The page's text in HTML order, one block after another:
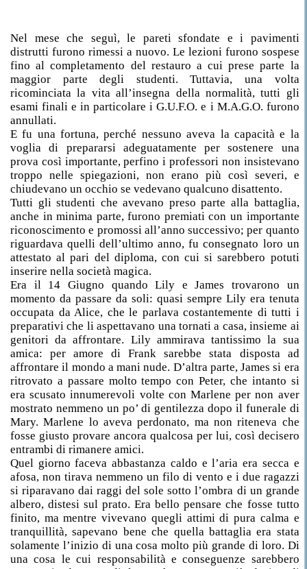
Nel mese che seguì, le pareti sfondate e i pavimenti
distrutti furono rimessi a nuovo. Le lezioni furono sospese
fino al completamento del restauro a cui prese parte la
maggior parte degli studenti. Tuttavia, una volta
ricominciata la vita all’insegna della normalità, tutti gli
esami finali e in particolare i G.U.F.O. e i M.A.G.O. furono
annullati.
E fu una fortuna, perché nessuno aveva la capacità e la
voglia di prepararsi adeguatamente per sostenere una
prova così importante, perfino i professori non insistevano
troppo nelle spiegazioni, non erano più così severi, e
chiudevano un occhio se vedevano qualcuno disattento.
Tutti gli studenti che avevano preso parte alla battaglia,
anche in minima parte, furono premiati con un importante
riconoscimento e promossi all’anno successivo; per quanto
riguardava quelli dell’ultimo anno, fu consegnato loro un
attestato al pari del diploma, con cui si sarebbero potuti
inserire nella società magica.
Era il 14 Giugno quando Lily e James trovarono un
momento da passare da soli: quasi sempre Lily era tenuta
occupata da Alice, che le parlava costantemente di tutti i
preparativi che li aspettavano una tornati a casa, insieme ai
genitori da affrontare. Lily ammirava tantissimo la sua
amica: per amore di Frank sarebbe stata disposta ad
affrontare il mondo a mani nude. D’altra parte, James si era
ritrovato a passare molto tempo con Peter, che intanto si
era scusato innumerevoli volte con Marlene per non aver
mostrato nemmeno un po’ di gentilezza dopo il funerale di
Mary. Marlene lo aveva perdonato, ma non riteneva che
fosse giusto provare ancora qualcosa per lui, così decisero
entrambi di rimanere amici.
Quel giorno faceva abbastanza caldo e l’aria era secca e
afosa, non tirava nemmeno un filo di vento e i due ragazzi
si riparavano dai raggi del sole sotto l’ombra di un grande
albero, distesi sul prato. Era bello pensare che fosse tutto
finito, ma mentre vivevano quegli attimi di pura calma e
tranquillità, sapevano bene che quella battaglia era stata
solamente l’inizio di una cosa molto più grande di loro. Di
una cosa le cui responsabilità e conseguenze sarebbero